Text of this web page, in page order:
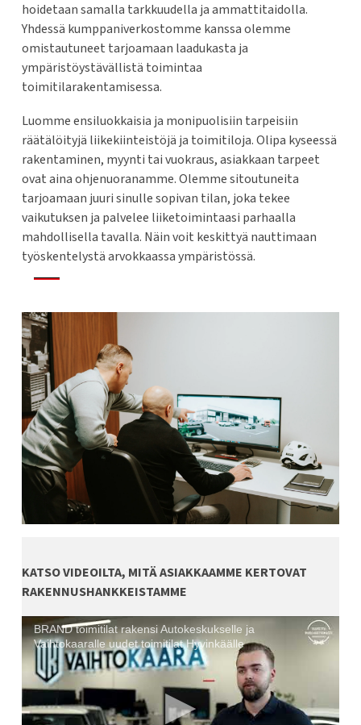
hoidetaan samalla tarkkuudella ja ammattitaidolla.
Yhdessä kumppaniverkostomme kanssa olemme
omistautuneet tarjoamaan laadukasta ja
ympäristöystävällistä toimintaa
toimitilarakentamisessa.
Luomme ensiluokkaisia ja monipuolisiin tarpeisiin
räätälöityjä liikekiinteistöjä ja toimitiloja. Olipa kyseessä
rakentaminen, myynti tai vuokraus, asiakkaan tarpeet
ovat aina ohjenuoranamme. Olemme sitoutuneita
tarjoamaan juuri sinulle sopivan tilan, joka tekee
vaikutuksen ja palvelee liiketoimintaasi parhaalla
mahdollisella tavalla. Näin voit keskittyä nauttimaan
työskentelystä arvokkaassa ympäristössä.
KATSO VIDEOILTA, MITÄ ASIAKKAAMME KERTOVAT
RAKENNUSHANKKEISTAMME
BRAND toimitilat rakensi Autokeskukselle ja
Vaihtokaaralle uudet toimitilat Hyvinkäälle